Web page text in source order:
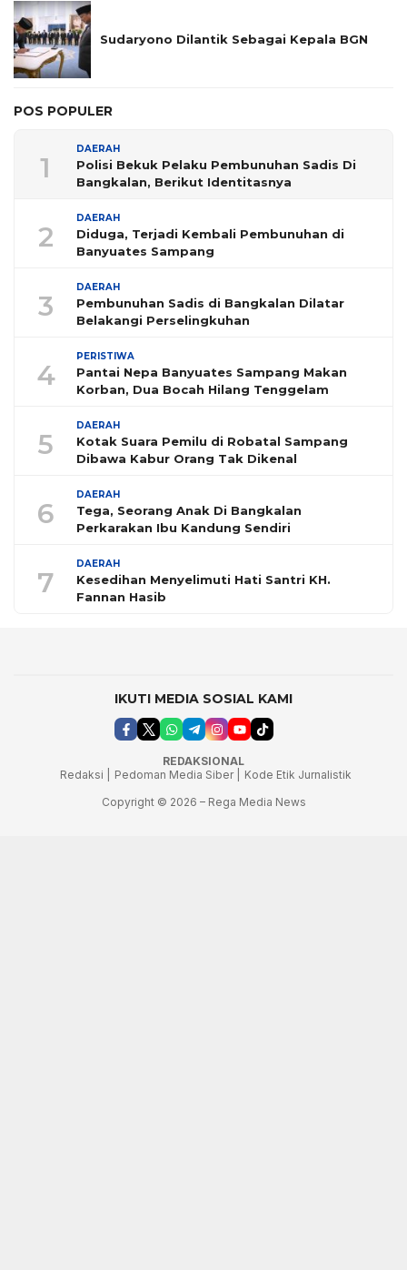
Sudaryono Dilantik Sebagai Kepala BGN
POS POPULER
1
DAERAH
Polisi Bekuk Pelaku Pembunuhan Sadis Di
Bangkalan, Berikut Identitasnya
2
DAERAH
Diduga, Terjadi Kembali Pembunuhan di
Banyuates Sampang
3
DAERAH
Pembunuhan Sadis di Bangkalan Dilatar
Belakangi Perselingkuhan
4
PERISTIWA
Pantai Nepa Banyuates Sampang Makan
Korban, Dua Bocah Hilang Tenggelam
5
DAERAH
Kotak Suara Pemilu di Robatal Sampang
Dibawa Kabur Orang Tak Dikenal
6
DAERAH
Tega, Seorang Anak Di Bangkalan
Perkarakan Ibu Kandung Sendiri
7
DAERAH
Kesedihan Menyelimuti Hati Santri KH.
Fannan Hasib
IKUTI MEDIA SOSIAL KAMI
REDAKSIONAL
Redaksi |
Pedoman Media Siber |
Kode Etik Jurnalistik
Copyright © 2026 – Rega Media News